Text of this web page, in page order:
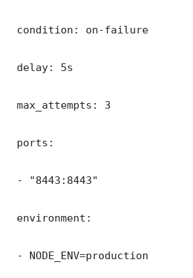
condition: on-failure
delay: 5s
max_attempts: 3
ports:
- "8443:8443"
environment:
- NODE_ENV=production